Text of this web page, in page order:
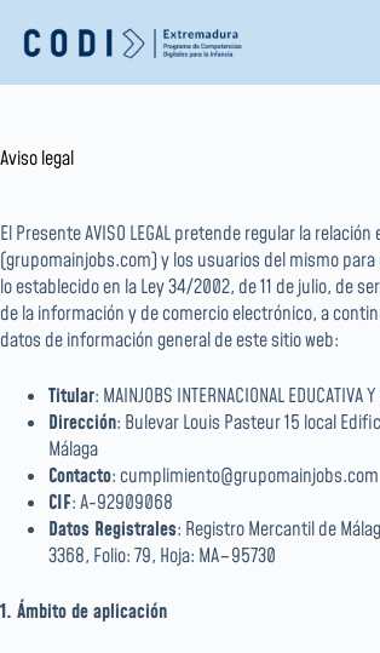
contenido
Aviso legal
El Presente AVISO LEGAL pretende regular la
(grupomainjobs.com) y los usuarios del mismo
lo establecido en la Ley 34/2002, de 11 de julio, de
de la información y de comercio electrónico, a
datos de información general de este sitio web:
Titular: MAINJOBS INTERNACIONAL EDUCATIVA
Dirección: Bulevar Louis Pasteur 15 local
Málaga
Contacto: cumplimiento@grupomainjobs.com
CIF: A-92909068
Datos Registrales: Registro Mercantil de
3368, Folio: 79, Hoja: MA−95730
1. Ámbito de aplicación